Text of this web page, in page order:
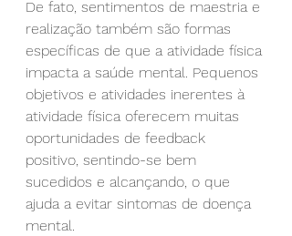
De fato, sentimentos de maestria e
realização também são formas
específicas de que a atividade física
impacta a saúde mental. Pequenos
objetivos e atividades inerentes à
atividade física oferecem muitas
oportunidades de feedback
positivo, sentindo-se bem
sucedidos e alcançando, o que
ajuda a evitar sintomas de doença
mental.